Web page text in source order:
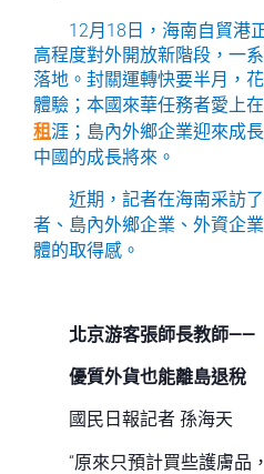
12月18日，海南自貿港
高程度對外開放新階段，一
落地。封關運轉快要半月，
體驗；本國來華任務者愛上
租涯；島內外鄉企業迎來成
中國的成長將來。
近期，記者在海南采訪
者、島內外鄉企業、外資企
體的取得感。
北京游客張師長教師——
優質外貨也能離島退稅
國民日報記者 孫海天
“原來只預計買些護膚品